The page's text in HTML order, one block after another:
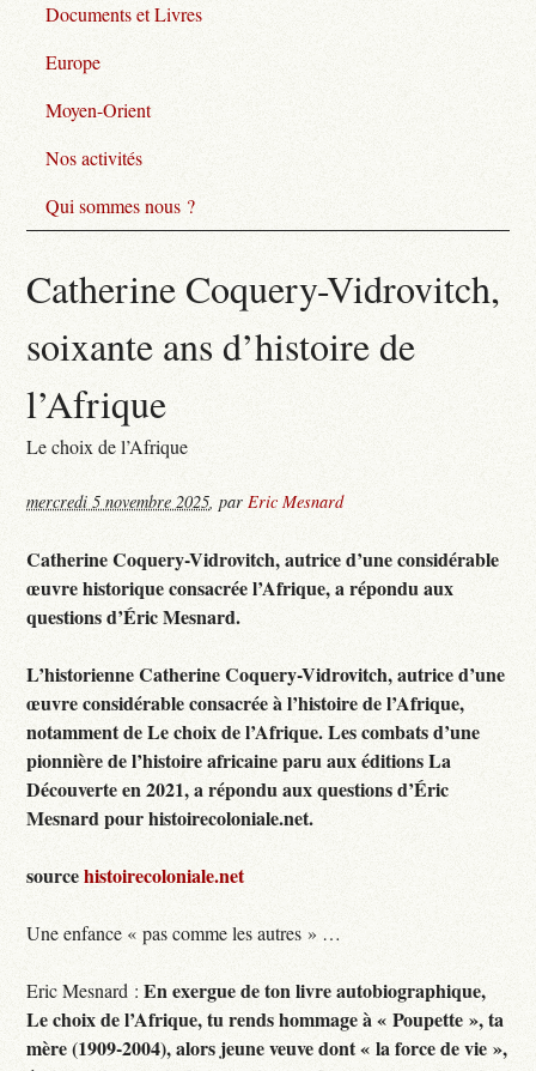
Documents et Livres
Europe
Moyen-Orient
Nos activités
Qui sommes nous ?
Catherine Coquery-Vidrovitch,
soixante ans d’histoire de
l’Afrique
Le choix de l’Afrique
mercredi 5 novembre 2025,parEric Mesnard
Catherine Coquery-Vidrovitch, autrice d’une considérable
œuvre historique consacrée l’Afrique, a répondu aux
questions d’Éric Mesnard.
L’historienne Catherine Coquery-Vidrovitch, autrice d’une
œuvre considérable consacrée à l’histoire de l’Afrique,
notamment de Le choix de l’Afrique. Les combats d’une
pionnière de l’histoire africaine paru aux éditions La
Découverte en 2021, a répondu aux questions d’Éric
Mesnard pour histoirecoloniale.net.
sourcehistoirecoloniale.net
Une enfance « pas comme les autres » …
Eric Mesnard :En exergue de ton livre autobiographique,
Le choix de l’Afrique, tu rends hommage à « Poupette », ta
mère (1909-2004), alors jeune veuve dont « la force de vie »,